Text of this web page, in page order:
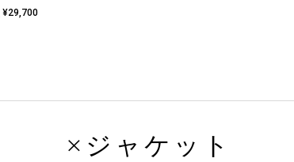
¥29,700
×ジャケット